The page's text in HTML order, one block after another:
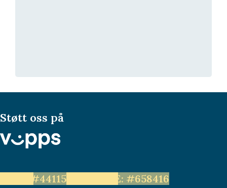
Støtt oss på
LEVE: #44115 Unge LEVE: #658416